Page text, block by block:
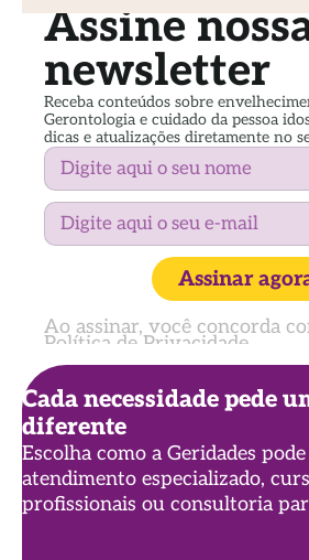
Assine
newsletter
Receba conteúdos sobre
Gerontologia e cuidado da pessoa
dicas e atualizações diretamente no
Assinar
Ao assinar, você concorda
Política de Privacidade
Cada necessidade pede
diferente
Escolha como a Geridades
atendimento especializado,
profissionais ou consultoria